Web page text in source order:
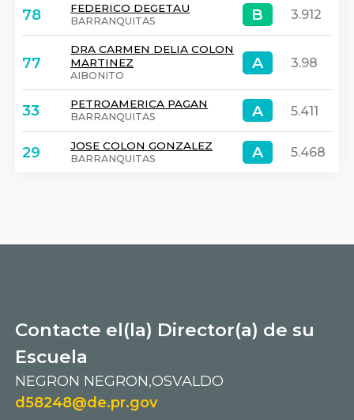
78 FEDERICO DEGETAU
BARRANQUITAS B
B 3.912
77
DRA CARMEN DELIA COLON
MARTINEZ
AIBONITO
A
A 3.98
33 PETROAMERICA PAGAN
BARRANQUITAS A
A 5.411
29 JOSE COLON GONZALEZ
BARRANQUITAS A
A 5.468
Contacte el(la) Director(a) de su
Escuela
NEGRON NEGRON,OSVALDO
d58248@de.pr.gov